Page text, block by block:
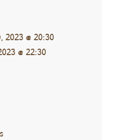
@ 20:30
@ 22:30